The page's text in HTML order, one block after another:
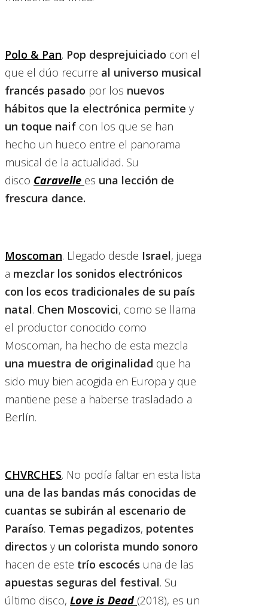
Polo & Pan. Pop desprejuiciado con el
que el dúo recurre al universo musical
francés pasado por los nuevos
hábitos que la electrónica permite y
un toque naif con los que se han
hecho un hueco entre el panorama
musical de la actualidad. Su
disco Caravelle es una lección de
frescura dance.
Moscoman. Llegado desde Israel, juega
a mezclar los sonidos electrónicos
con los ecos tradicionales de su país
natal. Chen Moscovici, como se llama
el productor conocido como
Moscoman, ha hecho de esta mezcla
una muestra de originalidad que ha
sido muy bien acogida en Europa y que
mantiene pese a haberse trasladado a
Berlín.
CHVRCHES. No podía faltar en esta lista
una de las bandas más conocidas de
cuantas se subirán al escenario de
Paraíso. Temas pegadizos, potentes
directos y un colorista mundo sonoro
hacen de este trío escocés una de las
apuestas seguras del festival. Su
último disco, Love is Dead (2018), es un